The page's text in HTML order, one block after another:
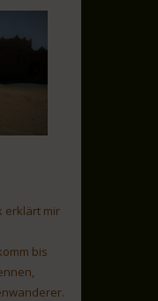
erklärt mir
bis